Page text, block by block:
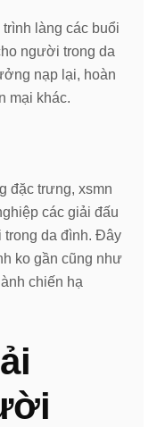
làng các buổi
người trong da
nạp lại, hoàn
mại khác.
đặc trưng, xsmn
các giải đấu
da đình. Đây
ko gần cũng như
chiến hạ